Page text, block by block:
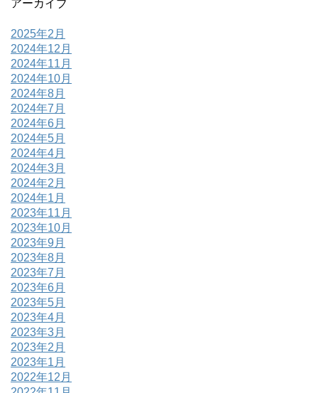
アーカイブ
2025年2月
2024年12月
2024年11月
2024年10月
2024年8月
2024年7月
2024年6月
2024年5月
2024年4月
2024年3月
2024年2月
2024年1月
2023年11月
2023年10月
2023年9月
2023年8月
2023年7月
2023年6月
2023年5月
2023年4月
2023年3月
2023年2月
2023年1月
2022年12月